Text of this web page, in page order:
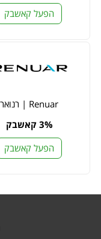
הפעל קאשבק
Renuar | רנואר
3% קאשבק
הפעל קאשבק